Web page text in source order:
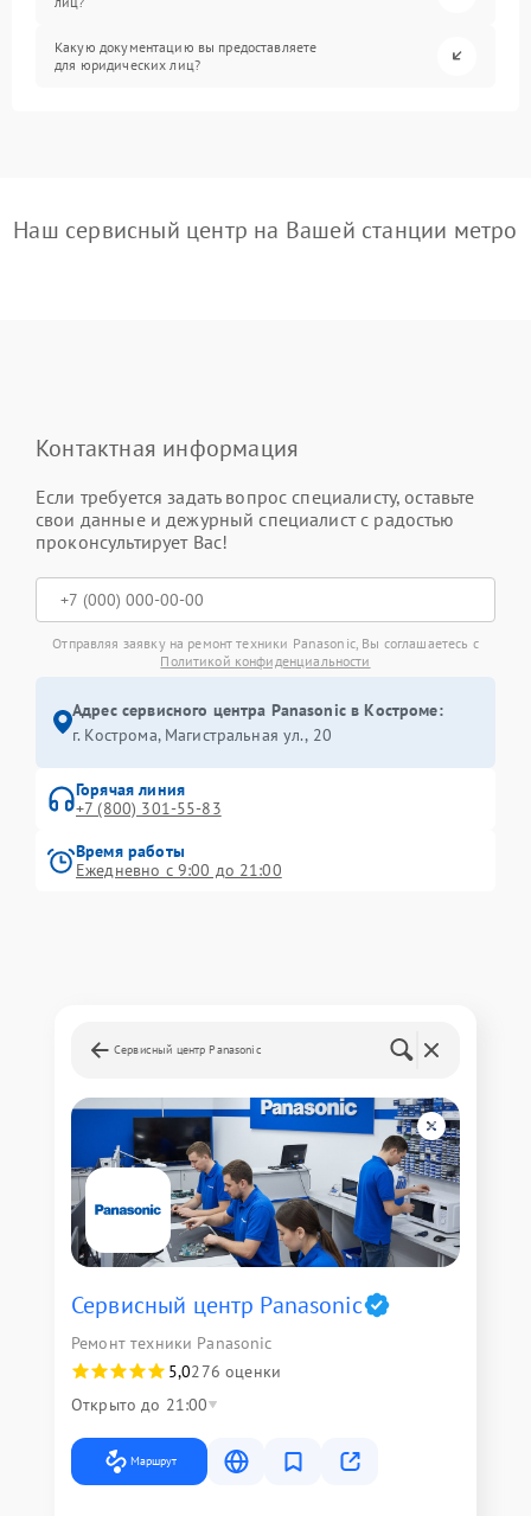
Какую документацию вы предоставляете
для юридических лиц?
Наш сервисный центр на Вашей станции метро
Контактная информация
Если требуется задать вопрос специалисту, оставьте
свои данные и дежурный специалист с радостью
проконсультирует Вас!
Отправляя заявку на ремонт техники Panasonic, Вы соглашаетесь с
Политикой конфиденциальности
Адрес сервисного центра Panasonic в Костроме:
г. Кострома, Магистральная ул., 20
Горячая линия
+7 (800) 301-55-83
Время работы
Ежедневно с 9:00 до 21:00
Сервисный центр Panasonic
Сервисный центр Panasonic
Ремонт техники Panasonic
5,0276 оценки
Открыто до 21:00
Маршрут